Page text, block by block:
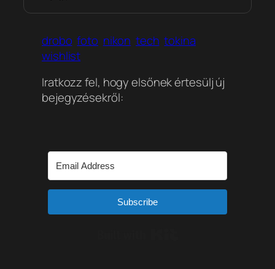
drobo foto nikon tech tokina
wishlist
Iratkozz fel, hogy elsőnek értesülj új
bejegyzésekről:
Subscribe